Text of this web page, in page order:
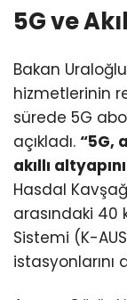
5G ve
Bakan
hizmetlerinin
sürede 5G
açıkladı. “5G,
akıllı
Hasdal
arasındaki 40
Sistemi (K-
istasyonlarını